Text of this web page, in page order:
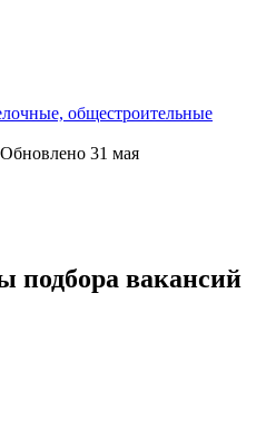
общестроительные
Обновлено 31 мая
вакансий